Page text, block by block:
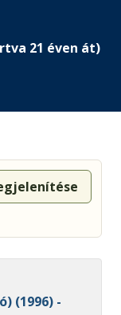
21 éven át)
(1996) -